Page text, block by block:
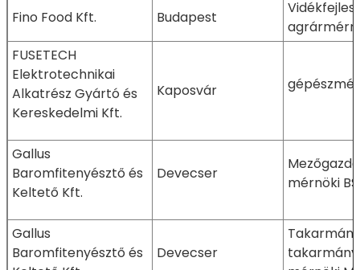
Fino Food Kft. Budapest
FUSETECH
Elektrotechnikai
Alkatrész Gyártó és
Kereskedelmi Kft.
Kaposvár
Gallus
Baromfitenyésztő és
Keltető Kft.
Devecser
mérnöki
Gallus
Baromfitenyésztő és
Devecser